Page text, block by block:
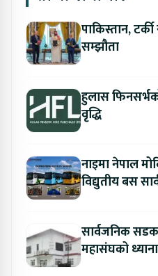
पाकिस्तान,
सम्झौता
हुलास
वृद्धि
नाइमा नेपाल
विद्युतीय बस
सार्वजनिक
महासंघको